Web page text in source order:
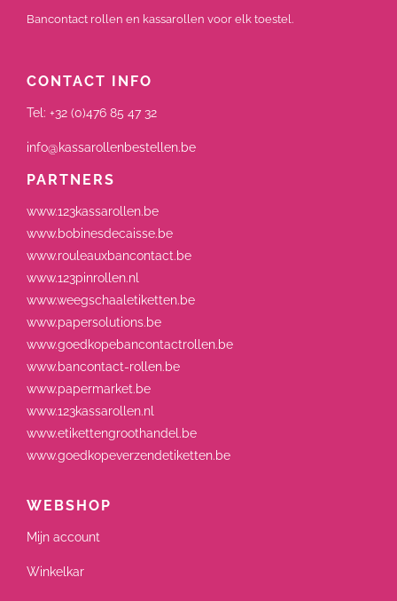
Bancontact rollen en kassarollen voor elk toestel.
CONTACT INFO
Tel: +32 (0)476 85 47 32
info@kassarollenbestellen.be
PARTNERS
www.123kassarollen.be
www.bobinesdecaisse.be
www.rouleauxbancontact.be
www.123pinrollen.nl
www.weegschaaletiketten.be
www.papersolutions.be
www.goedkopebancontactrollen.be
www.bancontact-rollen.be
www.papermarket.be
www.123kassarollen.nl
www.etikettengroothandel.be
www.goedkopeverzendetiketten.be
WEBSHOP
Mijn account
Winkelkar